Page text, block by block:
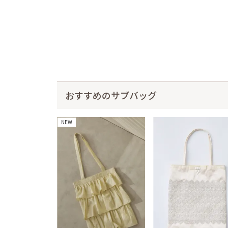
おすすめのサブバッグ
NEW